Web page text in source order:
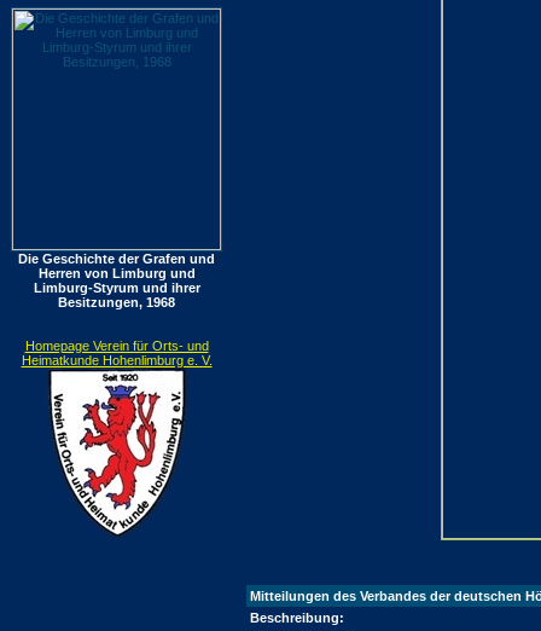
Die Geschichte der Grafen und
Herren von Limburg und
Limburg-Styrum und ihrer
Besitzungen, 1968
Homepage Verein für Orts- und
Heimatkunde Hohenlimburg e. V.
Mitteilungen des Verbandes der deutschen
Beschreibung: